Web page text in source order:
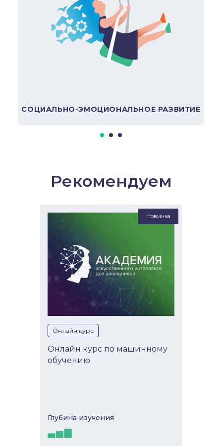
В подборку
СОЦИАЛЬНО-ЭМОЦИОНАЛЬНОЕ РАЗВИТИЕ
Рекомендуем
Новинка
Онлайн курс
Онлайн курс по машинному
обучению
Глубина изучeния